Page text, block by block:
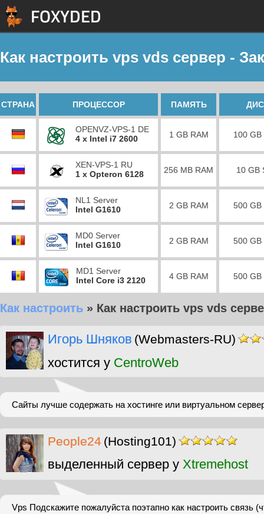
Как настроить vps vds сервер -
СТРАНА ПРОЦЕССОР ПАМЯТЬ
OPENVZ-VPS-1 DE
4 x Intel i7 2600
1 GB RAM 100 GB
XEN-VPS-1 RU
1 x Opteron 6128
256 MB RAM 10 GB
NL1 Server
Intel G1610
2 GB RAM 500 GB
MD0 Server
Intel G1610
2 GB RAM 500 GB
MD1 Server
Intel Core i3 2120
4 GB RAM 500 GB
Как настроить » Как настроить vps vds
Игорь Шняков (Webmasters-RU)
хостится у CentroWeb
Сайты лучше содержать на хостинге или виртуальном
People24 (Hosting101)
выделенный сервер у Xtremehost
Vps Подскажите пожалуйста поэтапно как настроить связь